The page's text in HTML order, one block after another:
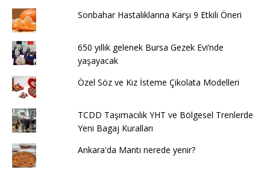
Sonbahar Hastalıklarına Karşı 9 Etkili Öneri
650 yıllık gelenek Bursa Gezek Evi’nde
yaşayacak
Özel Söz ve Kız İsteme Çikolata Modelleri
TCDD Taşımacılık YHT ve Bölgesel Trenlerde
Yeni Bagaj Kuralları
Ankara'da Mantı nerede yenir?